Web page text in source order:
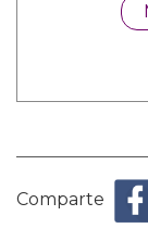
Comparte